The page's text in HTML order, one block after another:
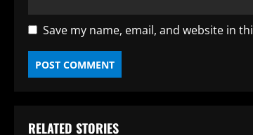
Save my name, email, and website in
RELATED STORIES